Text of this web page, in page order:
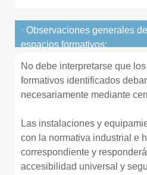
· Observaciones generales
espacios formativos:
No debe interpretarse que
formativos identificados
necesariamente mediante
Las instalaciones y
con la normativa industrial e
correspondiente y
accesibilidad universal y